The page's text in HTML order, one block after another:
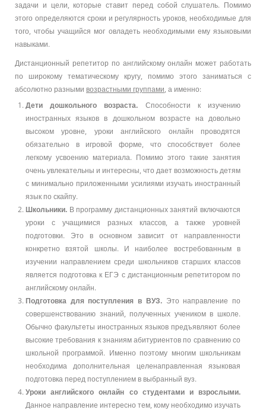
задачи и цели, которые ставит перед собой слушатель. Помимо
этого определяются сроки и регулярность уроков, необходимые для
того, чтобы учащийся мог овладеть необходимыми ему языковыми
навыками.
Дистанционный репетитор по английскому онлайн может работать
по широкому тематическому кругу, помимо этого заниматься с
абсолютно разными возрастными группами, а именно:
Дети дошкольного возраста. Способности к изучению
иностранных языков в дошкольном возрасте на довольно
высоком уровне, уроки английского онлайн проводятся
обязательно в игровой форме, что способствует более
легкому усвоению материала. Помимо этого такие занятия
очень увлекательны и интересны, что дает возможность детям
с минимально приложенными усилиями изучать иностранный
язык по скайпу.
Школьники. В программу дистанционных занятий включаются
уроки с учащимися разных классов, а также уровней
подготовки. Это в основном зависит от направленности
конкретно взятой школы. И наиболее востребованным в
изучении направлением среди школьников старших классов
является подготовка к ЕГЭ с дистанционным репетитором по
английскому онлайн.
Подготовка для поступления в ВУЗ.Это направление по
совершенствованию знаний, полученных учеником в школе.
Обычно факультеты иностранных языков предъявляют более
высокие требования к знаниям абитуриентов по сравнению со
школьной программой. Именно поэтому многим школьникам
необходима дополнительная целенаправленная языковая
подготовка перед поступлением в выбранный вуз.
Уроки английского онлайн со студентами и взрослыми.
Данное направление интересно тем, кому необходимо изучать